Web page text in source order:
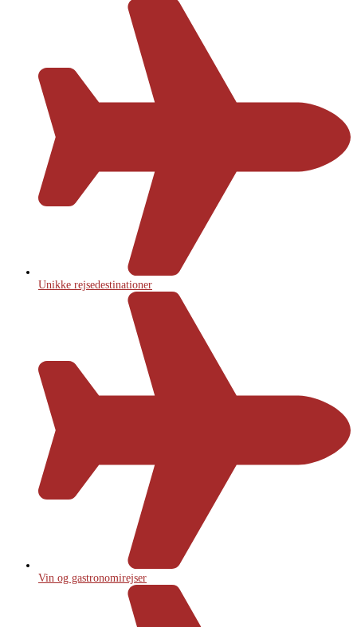
Unikke rejsedestinationer
Vin og gastronomirejser